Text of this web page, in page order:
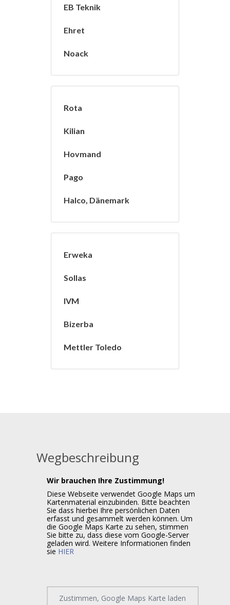
EB Teknik
Ehret
Noack
Rota
Kilian
Hovmand
Pago
Halco, Dänemark
Erweka
Sollas
IVM
Bizerba
Mettler Toledo
Wegbeschreibung
Wir brauchen Ihre Zustimmung!
Diese Webseite verwendet Google Maps um
Kartenmaterial einzubinden. Bitte beachten
Sie dass hierbei Ihre persönlichen Daten
erfasst und gesammelt werden können. Um
die Google Maps Karte zu sehen, stimmen
Sie bitte zu, dass diese vom Google-Server
geladen wird. Weitere Informationen finden
sie HIER
Zustimmen, Google Maps Karte laden